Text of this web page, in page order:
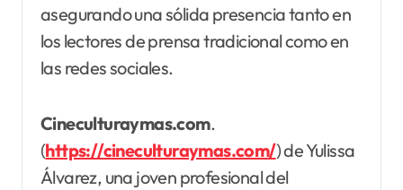
asegurando una sólida presencia tanto en
los lectores de prensa tradicional como en
las redes sociales.
Cineculturaymas.com.
(https://cineculturaymas.com/) de Yulissa
Álvarez, una joven profesional del